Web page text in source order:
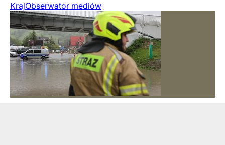
KrajObserwator mediów